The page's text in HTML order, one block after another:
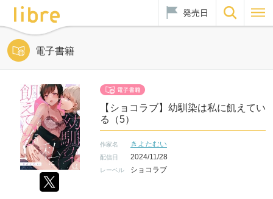
発売日
電子書籍
【ショコラブ】幼馴染は私に飢えてい
る（5）
作家名 きよたむい
配信日 2024/11/28
レーベル ショコラブ